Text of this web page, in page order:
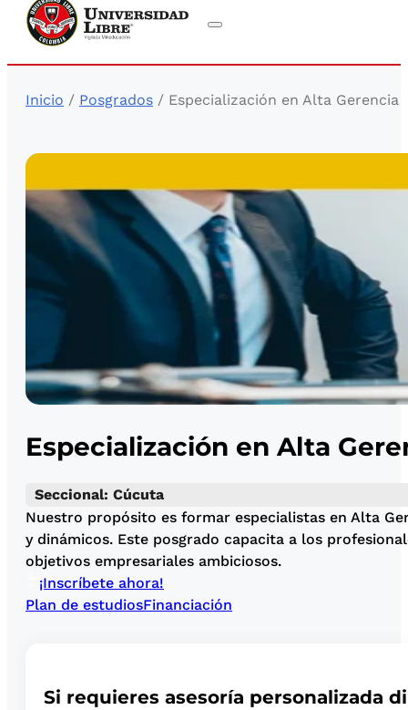
Inicio / Posgrados / Especialización en Alta Gerencia
Especialización en Alta
Seccional: Cúcuta
Nuestro propósito es formar especialistas en Alta
y dinámicos. Este posgrado capacita a los
objetivos empresariales ambiciosos.
¡Inscríbete ahora!
Plan de estudiosFinanciación
Si requieres asesoría personalizada